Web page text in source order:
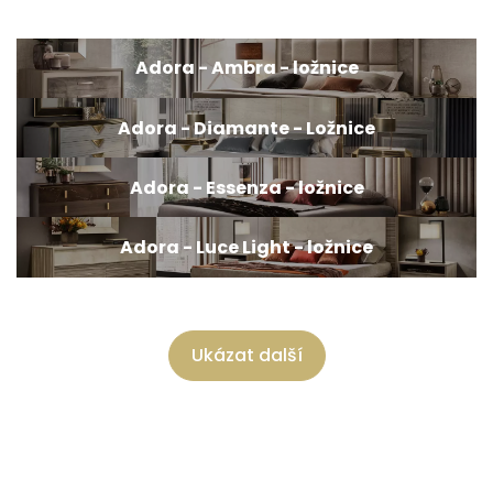
Adora - Ambra - ložnice
Adora - Diamante - Ložnice
Adora - Essenza - ložnice
Adora - Luce Light - ložnice
Ukázat další